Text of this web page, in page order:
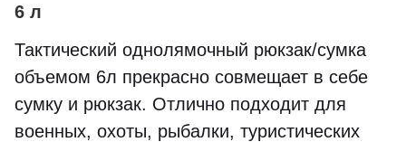
6 л
Тактический однолямочный рюкзак/сумка
объемом 6л прекрасно совмещает в себе
сумку и рюкзак. Отлично подходит для
военных, охоты, рыбалки, туристических